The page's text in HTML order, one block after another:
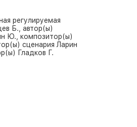
регулируемая
Б., автор(ы)
Ю., композитор(ы)
сценария Ларин
Гладков Г.